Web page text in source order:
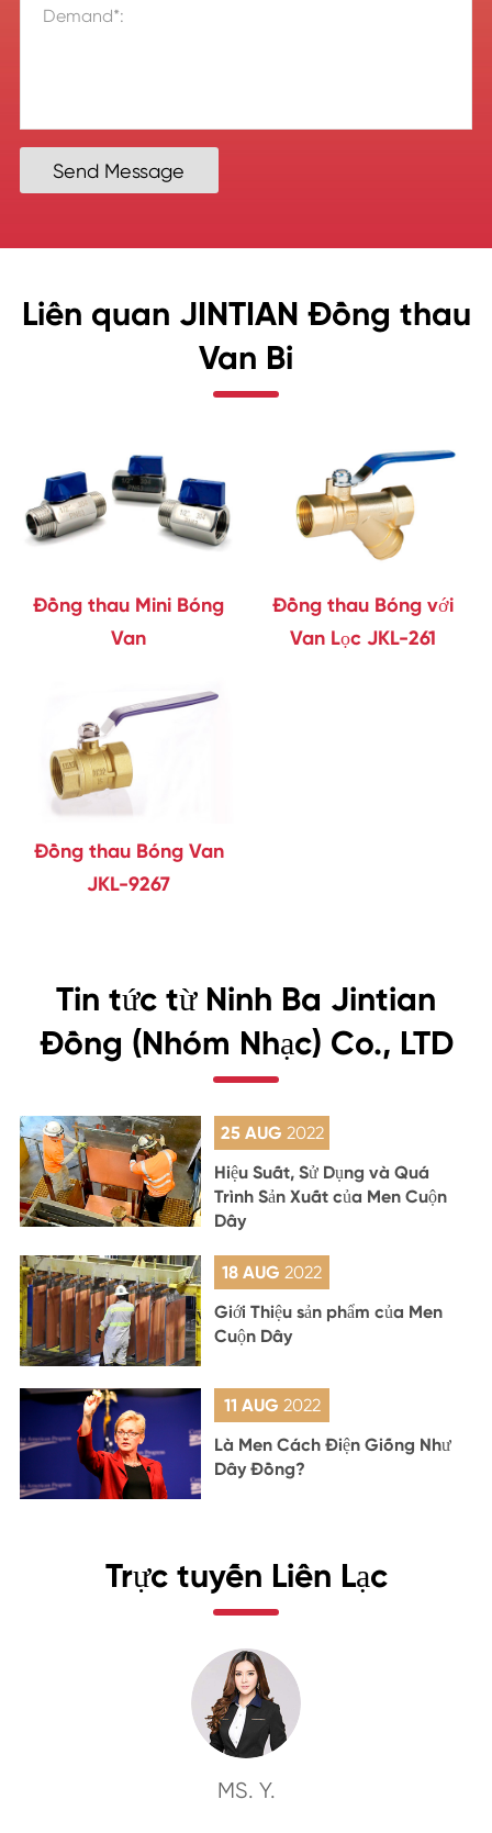
Send Message
Liên quan JINTIAN Đồng thau
Van Bi
Đồng thau Mini Bóng
Van
Đồng thau Bóng với
Van Lọc JKL-261
Đồng thau Bóng Van
JKL-9267
Tin tức từ Ninh Ba Jintian
Đồng (Nhóm Nhạc) Co., LTD
25 AUG 2022
Hiệu Suất, Sử Dụng và Quá
Trình Sản Xuất của Men Cuộn
Dây
18 AUG2022
Giới Thiệu sản phẩm của Men
Cuộn Dây
11 AUG 2022
Là Men Cách Điện Giống Như
Dây Đồng?
Trực tuyến Liên Lạc
MS. Y.